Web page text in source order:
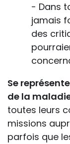
- Dans
jamais
des
Se
de la
toutes leurs
missions
parfois que